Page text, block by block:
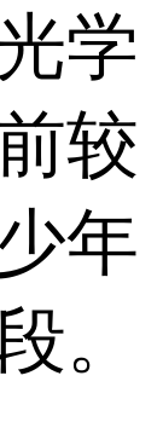
学
较
年
。